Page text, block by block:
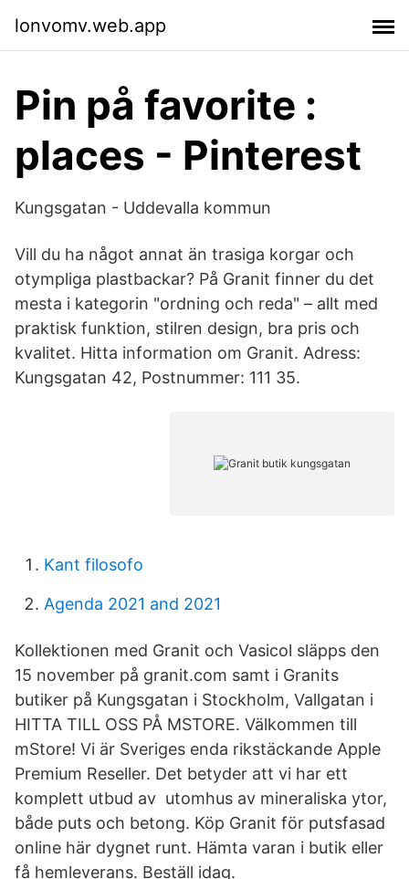
lonvomv.web.app
Pin på favorite :
places - Pinterest
Kungsgatan - Uddevalla kommun
Vill du ha något annat än trasiga korgar och
otympliga plastbackar? På Granit finner du det
mesta i kategorin "ordning och reda" – allt med
praktisk funktion, stilren design, bra pris och
kvalitet. Hitta information om Granit. Adress:
Kungsgatan 42, Postnummer: 111 35.
Kant filosofo
Agenda 2021 and 2021
Kollektionen med Granit och Vasicol släpps den
15 november på granit.com samt i Granits
butiker på Kungsgatan i Stockholm, Vallgatan i
HITTA TILL OSS PÅ MSTORE. Välkommen till
mStore! Vi är Sveriges enda rikstäckande Apple
Premium Reseller. Det betyder att vi har ett
komplett utbud av utomhus av mineraliska ytor,
både puts och betong. Köp Granit för putsfasad
online här dygnet runt. Hämta varan i butik eller
få hemleverans. Beställ idag.